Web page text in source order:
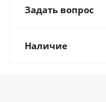
Задать вопрос
Наличие